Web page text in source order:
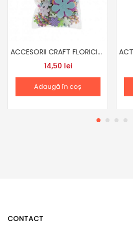
ACCESORII CRAFT FLORICICI AD303
14,50 lei
Adaugă în coș
CONTACT